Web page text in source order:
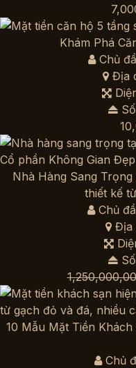
Khám Phá
Chủ
Địa
Số
Nhà Hàng Sang
thiết kế
Chủ
Địa
Số
10 Mẫu Mặt Tiền
Chủ